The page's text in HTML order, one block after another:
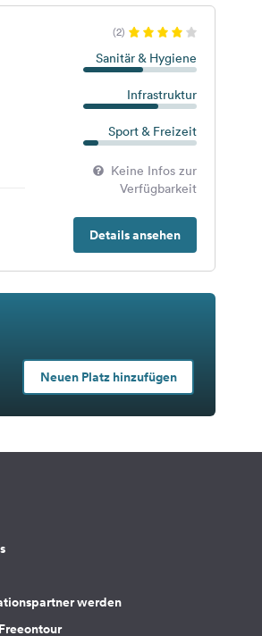
(2)
Sanitär & Hygiene
Infrastruktur
Sport & Freizeit
Keine Infos zur
Verfügbarkeit
Details ansehen
Neuen Platz hinzufügen
werden